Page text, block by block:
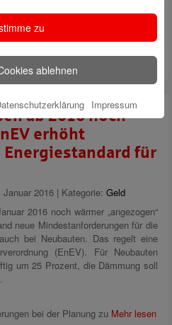
(Bahnhofstraße 1) Strom tanken.
Zwei Stellplätze sind für
Elektrofahrzeuge reserviert.
KundeMehr lesen
ab 2016 noch
erhöht
für
Januar 2016 | Kategorie: Geld
2016 noch wärmer „angezogen“
neue Mindestanforderungen für die
bei Neubauten. Das regelt eine
(EnEV). Für Neubauten
um 25 Prozent, die Dämmung soll
bei der Planung zu Mehr lesen
zu
ablehnen
Impressum